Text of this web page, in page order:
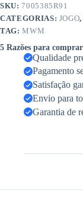
SKU: 7005385R91
CATEGORIAS: JOGO,
TAG:MWM
5 Razões para
Qualidade
Pagamento
Satisfação
Envio para
Garantia de